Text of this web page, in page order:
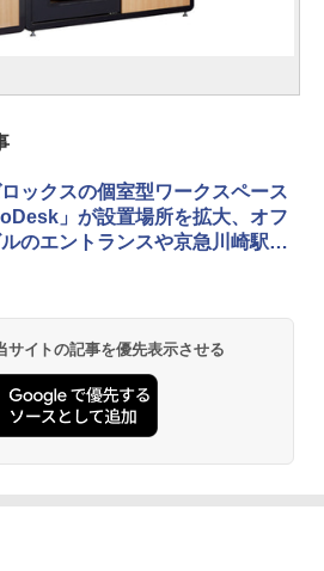
ックスの個室型ワークスペース
」が設置場所を拡大、オフ
のエントランスや京急川崎駅に
イトの記事を優先表示させる